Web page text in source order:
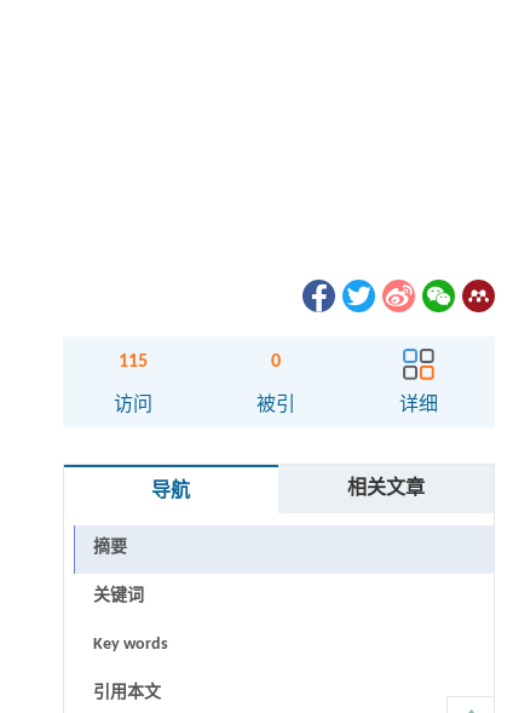
115
访问
0
被引 详细
导航 相关文章
摘要
关键词
Key words
引用本文